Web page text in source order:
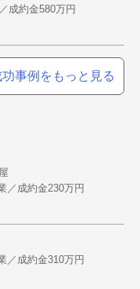
成約金580万円
事例をもっと見る
／成約金230万円
／成約金310万円